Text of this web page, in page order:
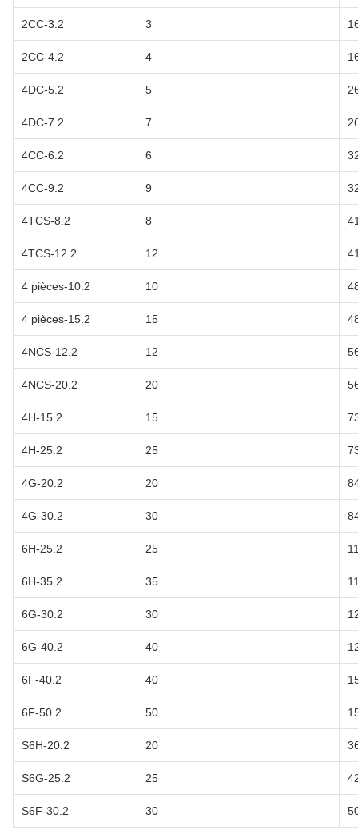
2CC-3.2 3
2CC-4.2 4
4DC-5.2 5
4DC-7.2 7
4CC-6.2 6
4CC-9.2 9
4TCS-8.2 8
4TCS-12.2 12
4 pièces-10.2 10
4 pièces-15.2 15
4NCS-12.2 12
4NCS-20.2 20
4H-15.2 15
4H-25.2 25
4G-20.2 20
4G-30.2 30
6H-25.2 25
6H-35.2 35
6G-30.2 30
6G-40.2 40
6F-40.2 40
6F-50.2 50
S6H-20.2 20
S6G-25.2 25
S6F-30.2 30